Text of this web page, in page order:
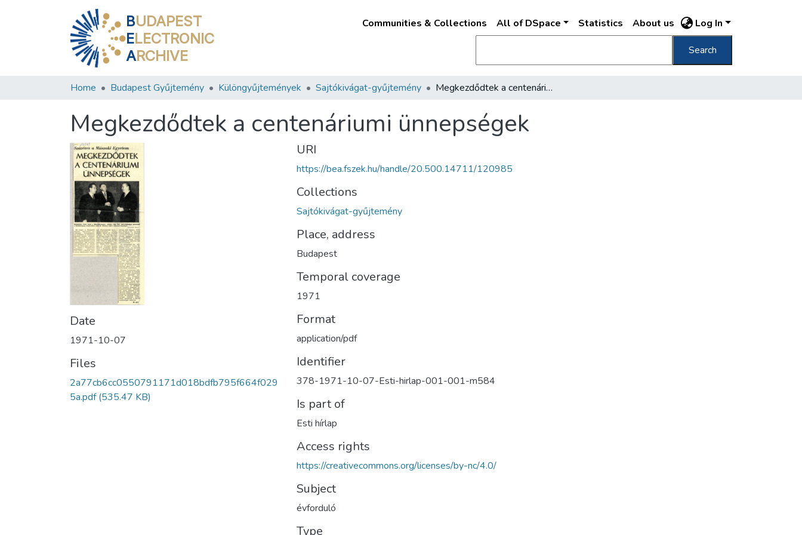
BUDAPEST
ELECTRONIC
ARCHIVE
Communities & Collections All of DSpace Statistics About us Log In
Search
Home Budapest Gyűjtemény Különgyűjtemények Sajtókivágat-gyűjtemény Megkezdődtek a centenáriumi ünnepségek
Megkezdődtek a centenáriumi ünnepségek
Date
1971-10-07
Files
2a77cb6cc0550791171d018bdfb795f664f029
5a.pdf(535.47 KB)
URI
https://bea.fszek.hu/handle/20.500.14711/120985
Collections
Sajtókivágat-gyűjtemény
Place, address
Budapest
Temporal coverage
1971
Format
application/pdf
Identifier
378-1971-10-07-Esti-hirlap-001-001-m584
Is part of
Esti hírlap
Access rights
https://creativecommons.org/licenses/by-nc/4.0/
Subject
évforduló
Type